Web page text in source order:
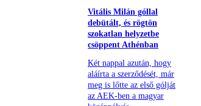
Vitális Milán góllal
debütált, és rögtön
szokatlan helyzetbe
csöppent Athénban
Két nappal azután, hogy
aláírta a szerződését, már
meg is lőtte az első gólját
az AEK-ben a magyar